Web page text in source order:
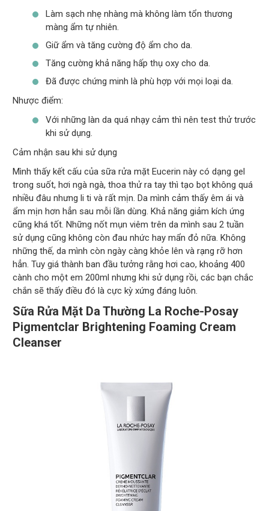
Làm sạch nhẹ nhàng mà không làm tổn thương
màng ẩm tự nhiên.
Giữ ẩm và tăng cường độ ẩm cho da.
Tăng cường khả năng hấp thụ oxy cho da.
Đã được chứng minh là phù hợp với mọi loại da.
Nhược điểm:
Với những làn da quá nhạy cảm thì nên test thử trước
khi sử dụng.
Cảm nhận sau khi sử dụng
Mình thấy kết cấu của sữa rửa mặt Eucerin này có dạng gel
trong suốt, hơi ngà ngà, thoa thử ra tay thì tạo bọt không quá
nhiều đâu nhưng li ti và rất mịn. Da mình cảm thấy êm ái và
ẩm mịn hơn hẳn sau mỗi lần dùng. Khả năng giảm kích ứng
cũng khá tốt. Những nốt mụn viêm trên da mình sau 2 tuần
sử dụng cũng không còn đau nhức hay mẩn đỏ nữa. Không
những thế, da mình còn ngày càng khỏe lên và rạng rỡ hơn
hẳn. Tuy giá thành ban đầu tưởng rằng hơi cao, khoảng 400
cành cho một em 200ml nhưng khi sử dụng rồi, các bạn chắc
chắn sẽ thấy điều đó là cực kỳ xứng đáng luôn.
Sữa Rửa Mặt Da Thường La Roche-Posay
Pigmentclar Brightening Foaming Cream
Cleanser